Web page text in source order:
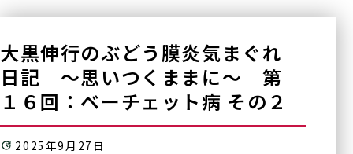
大黒伸行のぶどう膜炎気まぐれ
日記 ～思いつくままに～ 第
１６回：ベーチェット病 その２
2025年9月27日